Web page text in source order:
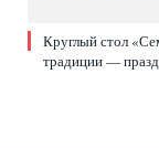
Круглый стол
традиции —